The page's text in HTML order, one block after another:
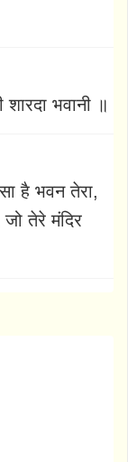
शारदा भवानी ॥
है भवन तेरा,
तेरे मंदिर